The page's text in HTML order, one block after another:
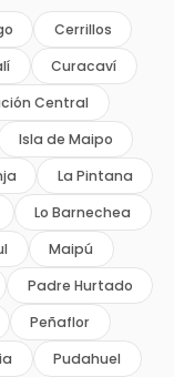
Cerrillos
Curacaví
Central
Isla de Maipo
La Pintana
Lo Barnechea
Maipú
Padre Hurtado
Peñaflor
Pudahuel